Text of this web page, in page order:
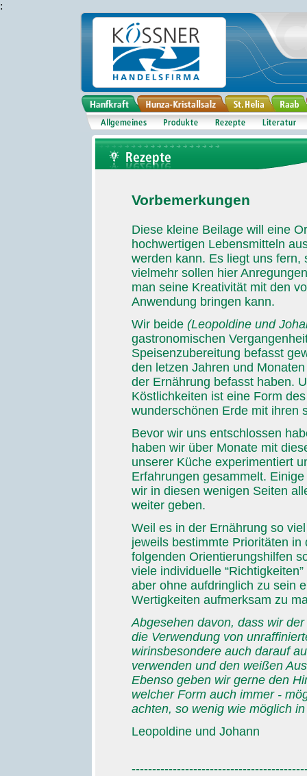
:
Vorbemerkungen
Diese kleine Beilage will eine
hochwertigen Lebensmitteln
werden kann. Es liegt uns fern,
vielmehr sollen hier
man seine Kreativität mit den
Anwendung bringen kann.
Wir beide (Leopoldine und
gastronomischen
Speisenzubereitung befasst
den letzen Jahren und
der Ernährung befasst haben.
Köstlichkeiten ist eine Form
wunderschönen Erde mit ihren
Bevor wir uns entschlossen
haben wir über Monate mit
unserer Küche experimentiert
Erfahrungen gesammelt.
wir in diesen wenigen Seiten
weiter geben.
Weil es in der Ernährung so
jeweils bestimmte Prioritäten
folgenden Orientierungshilfen
viele individuelle
aber ohne aufdringlich zu sein
Wertigkeiten aufmerksam zu
Abgesehen davon, dass wir
die Verwendung von
wirinsbesondere auch darauf
verwenden und den weißen
Ebenso geben wir gerne den
welcher Form auch immer -
achten, so wenig wie möglich
Leopoldine und Johann